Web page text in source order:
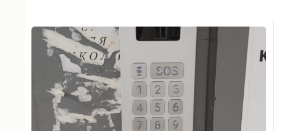
Копирование ключей интерсвязь, Челябинская область